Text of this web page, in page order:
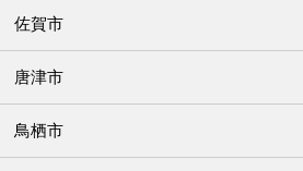
佐賀市
唐津市
鳥栖市